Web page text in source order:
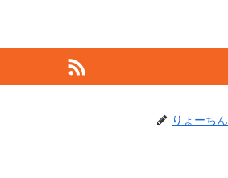
りょーちん